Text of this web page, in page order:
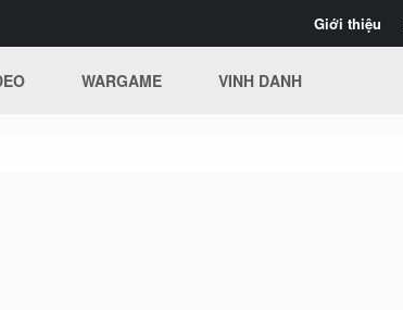
Giới thiệu
WARGAME VINH DANH